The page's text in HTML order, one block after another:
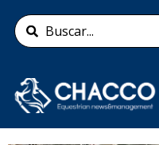
contenido
Search
...
Añade aquí tu texto de
cabecera